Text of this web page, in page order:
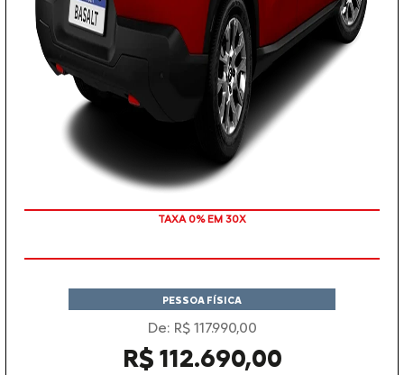
TAXA 0% EM 30X
PESSOA FÍSICA
De: R$ 117.990,00
R$ 112.690,00